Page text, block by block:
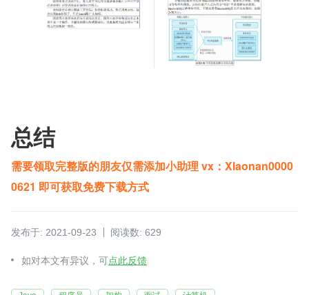
总结
需要领取完整版的朋友仅需添加小助理 vx：XIaonan0000
0621 即可获取免费下载方式
发布于: 2021-09-23 阅读数: 629
如对本文有异议，可点此反馈